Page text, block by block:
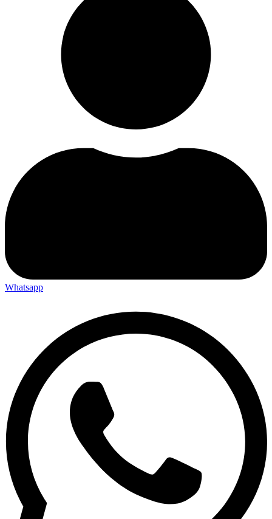
Whatsapp